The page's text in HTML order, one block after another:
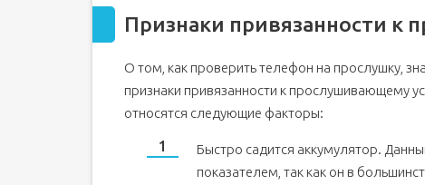
Ниже представлены 8 комбинаций на вашем
комбинации не известны большинству
Секретные коды для iPhone: расширяем границы
1. Прячем свой номер телефона
2. Как узнать мощность сигнала
3. Узнать свой уникальный код телефона
4. Определить, куда приходят ваши сообщения
Признаки привязанности к
О том, как проверить телефон на прослушку,
признаки привязанности к прослушивающему
относятся следующие факторы:
Быстро садится аккумулятор.
показателем, так как он в